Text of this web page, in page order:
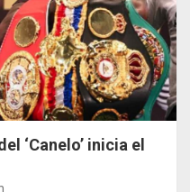
‘Canelo’ inicia el